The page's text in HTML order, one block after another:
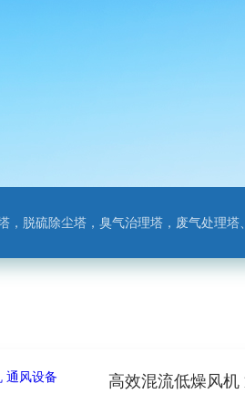
塔，臭气治理塔，废气处理塔、铬酸回收器、有
高效混流低燥风机